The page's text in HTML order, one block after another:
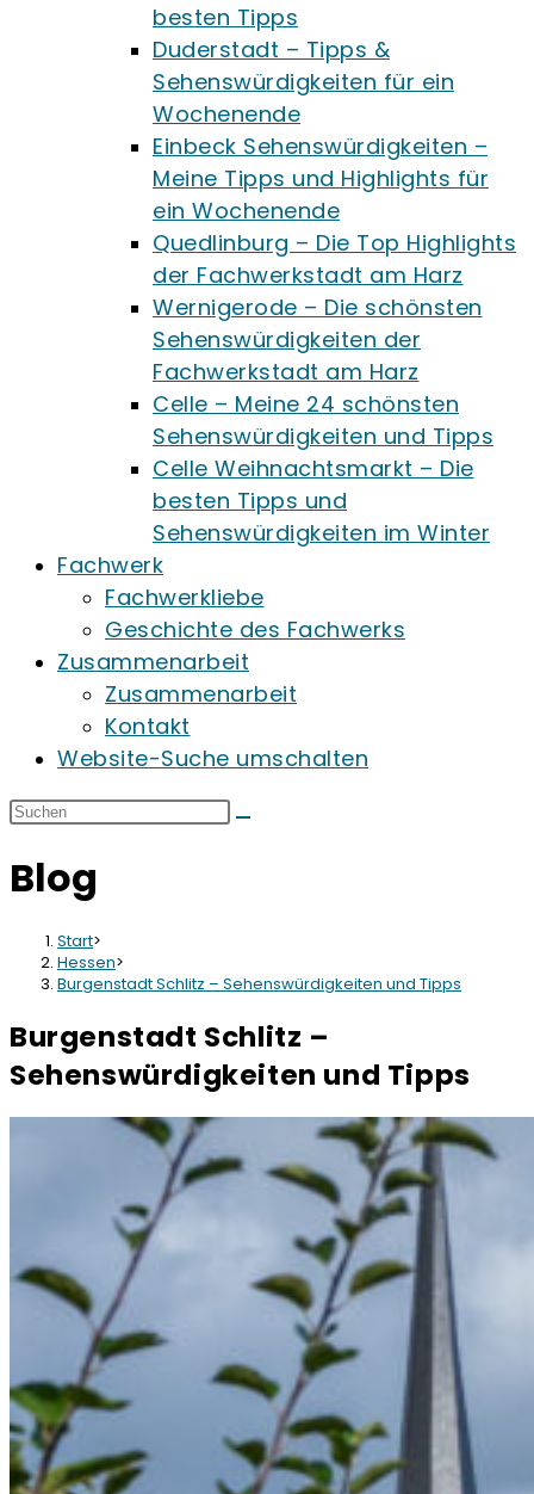
besten Tipps
Duderstadt – Tipps &
Sehenswürdigkeiten für ein
Wochenende
Einbeck Sehenswürdigkeiten –
Meine Tipps und Highlights für
ein Wochenende
Quedlinburg – Die Top Highlights
der Fachwerkstadt am Harz
Wernigerode – Die schönsten
Sehenswürdigkeiten der
Fachwerkstadt am Harz
Celle – Meine 24 schönsten
Sehenswürdigkeiten und Tipps
Celle Weihnachtsmarkt – Die
besten Tipps und
Sehenswürdigkeiten im Winter
Fachwerk
Fachwerkliebe
Geschichte des Fachwerks
Zusammenarbeit
Zusammenarbeit
Kontakt
Website-Suche umschalten
Blog
Start>
Hessen>
Burgenstadt Schlitz – Sehenswürdigkeiten und Tipps
Burgenstadt Schlitz –
Sehenswürdigkeiten und Tipps